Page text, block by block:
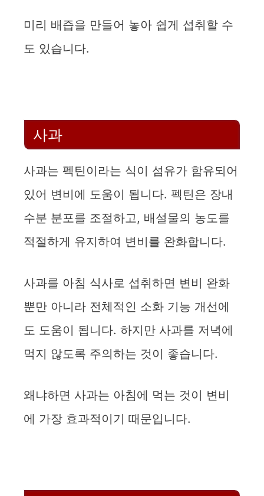
미리 배즙을 만들어 놓아 쉽게 섭취할 수
도 있습니다.
사과
사과는 펙틴이라는 식이 섬유가 함유되어
있어 변비에 도움이 됩니다. 펙틴은 장내
수분 분포를 조절하고, 배설물의 농도를
적절하게 유지하여 변비를 완화합니다.
사과를 아침 식사로 섭취하면 변비 완화
뿐만 아니라 전체적인 소화 기능 개선에
도 도움이 됩니다. 하지만 사과를 저녁에
먹지 않도록 주의하는 것이 좋습니다.
왜냐하면 사과는 아침에 먹는 것이 변비
에 가장 효과적이기 때문입니다.